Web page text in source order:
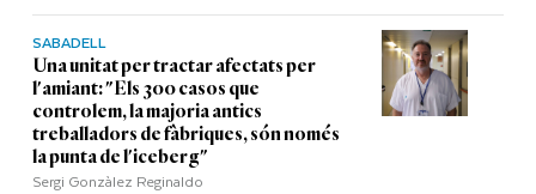
SABADELL
Una unitat per tractar afectats per
l'amiant: "Els 300 casos que
controlem, la majoria antics
treballadors de fàbriques, són només
la punta de l'iceberg"
Sergi Gonzàlez Reginaldo